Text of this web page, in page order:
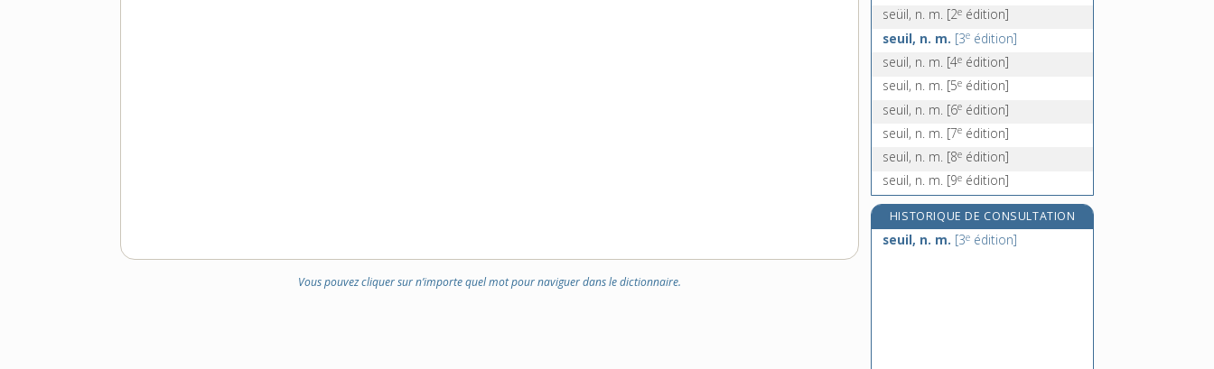
Vous pouvez cliquer sur n’importe quel mot pour naviguer dans le dictionnaire.
sévir, v. intr.
seüil, n. m. [2e édition]
seuil, n. m. [3e édition]
seuil, n. m. [4e édition]
seuil, n. m. [5e édition]
seuil, n. m. [6e édition]
seuil, n. m. [7e édition]
seuil, n. m. [8e édition]
seuil, n. m. [9e édition]
HISTORIQUE DE CONSULTATION
seuil, n. m. [3e édition]